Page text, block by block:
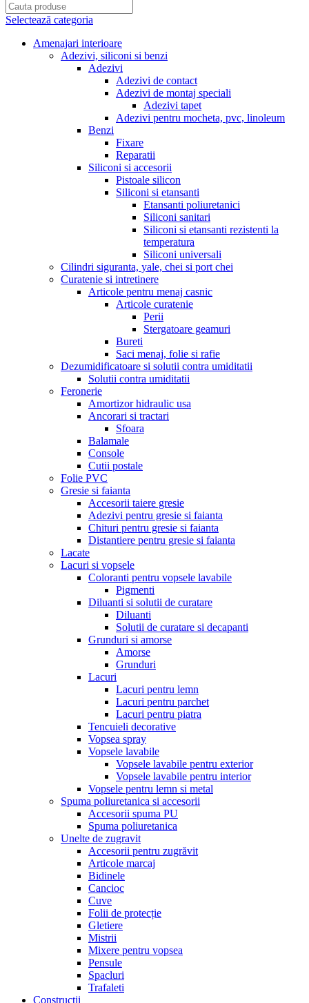
Selectează categoria
Amenajari interioare
Adezivi, siliconi si benzi
Adezivi
Adezivi de contact
Adezivi de montaj speciali
Adezivi tapet
Adezivi pentru mocheta, pvc, linoleum
Benzi
Fixare
Reparatii
Siliconi si accesorii
Pistoale silicon
Siliconi si etansanti
Etansanti poliuretanici
Siliconi sanitari
Siliconi si etansanti rezistenti la
temperatura
Siliconi universali
Cilindri siguranta, yale, chei si port chei
Curatenie si intretinere
Articole pentru menaj casnic
Articole curatenie
Perii
Stergatoare geamuri
Bureti
Saci menaj, folie si rafie
Dezumidificatoare si solutii contra umiditatii
Solutii contra umiditatii
Feronerie
Amortizor hidraulic usa
Ancorari si tractari
Sfoara
Balamale
Console
Cutii postale
Folie PVC
Gresie si faianta
Accesorii taiere gresie
Adezivi pentru gresie si faianta
Chituri pentru gresie si faianta
Distantiere pentru gresie si faianta
Lacate
Lacuri si vopsele
Coloranti pentru vopsele lavabile
Pigmenti
Diluanti si solutii de curatare
Diluanti
Solutii de curatare si decapanti
Grunduri si amorse
Amorse
Grunduri
Lacuri
Lacuri pentru lemn
Lacuri pentru parchet
Lacuri pentru piatra
Tencuieli decorative
Vopsea spray
Vopsele lavabile
Vopsele lavabile pentru exterior
Vopsele lavabile pentru interior
Vopsele pentru lemn si metal
Spuma poliuretanica si accesorii
Accesorii spuma PU
Spuma poliuretanica
Unelte de zugravit
Accesorii pentru zugrăvit
Articole marcaj
Bidinele
Cancioc
Cuve
Folii de protecție
Gletiere
Mistrii
Mixere pentru vopsea
Pensule
Spacluri
Trafaleti
Constructii